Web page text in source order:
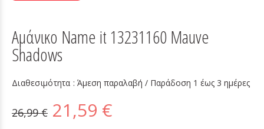
Αμάνικο Name it 13231160 Mauve
Shadows
Διαθεσιμότητα :Άμεση παραλαβή / Παράδoση 1 έως 3 ημέρες
26,99 € 21,59 €